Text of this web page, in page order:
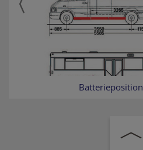
Batterieposition